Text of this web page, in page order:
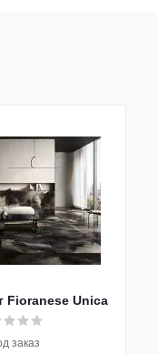
Fioranese Unica
заказ